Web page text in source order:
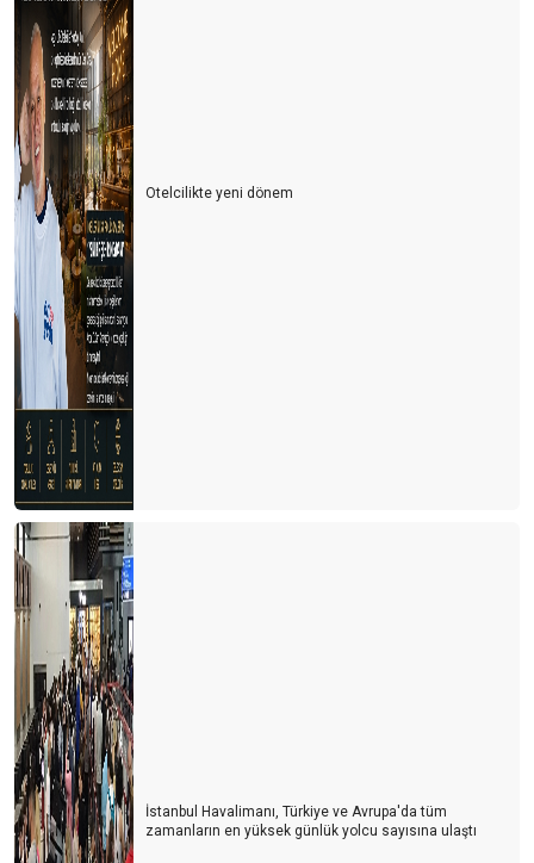
Otelcilikte yeni dönem
İstanbul Havalimanı, Türkiye ve Avrupa'da tüm
zamanların en yüksek günlük yolcu sayısına ulaştı